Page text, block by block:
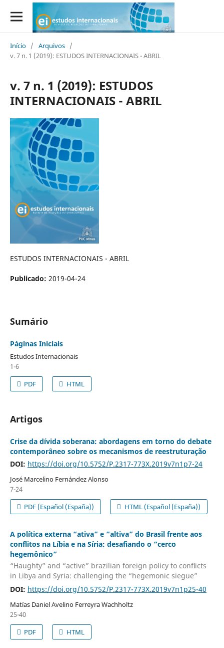
Início / Arquivos /
v. 7 n. 1 (2019): ESTUDOS INTERNACIONAIS - ABRIL
v. 7 n. 1 (2019): ESTUDOS
INTERNACIONAIS - ABRIL
ESTUDOS INTERNACIONAIS - ABRIL
Publicado: 2019-04-24
Sumário
Páginas Iniciais
Estudos Internacionais
1-6
PDF
HTML
Artigos
Crise da dívida soberana: abordagens em torno do debate
contemporâneo sobre os mecanismos de reestruturação
DOI: https://doi.org/10.5752/P.2317-773X.2019v7n1p7-24
José Marcelino Fernández Alonso
7-24
PDF (Español (España))
HTML (Español (España))
A política externa “ativa” e “altiva” do Brasil frente aos
conflitos na Líbia e na Síria: desafiando o “cerco
hegemônico”
“Haughty” and “active” brazilian foreign policy to conﬂicts
in Libya and Syria: challenging the “hegemonic siegue”
DOI: https://doi.org/10.5752/P.2317-773X.2019v7n1p25-40
Matías Daniel Avelino Ferreyra Wachholtz
25-40
PDF
HTML